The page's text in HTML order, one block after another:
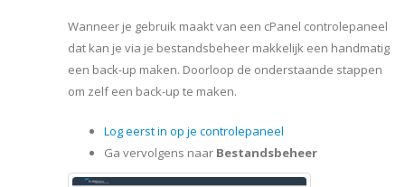
Wanneer je gebruik maakt van een cPanel controlepaneel
dat kan je via je bestandsbeheer makkelijk een handmatig
een back-up maken. Doorloop de onderstaande stappen
om zelf een back-up te maken.
Log eerst in op je controlepaneel
Ga vervolgens naar Bestandsbeheer